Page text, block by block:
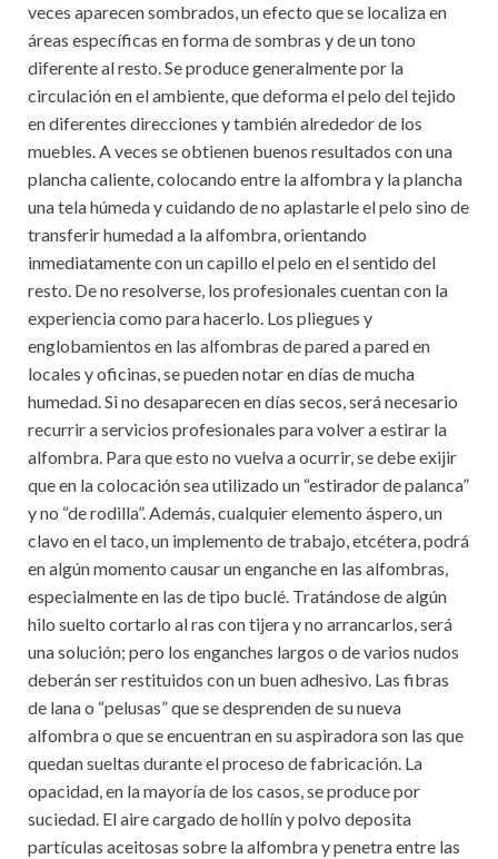
veces aparecen sombrados, un efecto que se localiza en
áreas específicas en forma de sombras y de un tono
diferente al resto. Se produce generalmente por la
circulación en el ambiente, que deforma el pelo del tejido
en diferentes direcciones y también alrededor de los
muebles. A veces se obtienen buenos resultados con una
plancha caliente, colocando entre la alfombra y la plancha
una tela húmeda y cuidando de no aplastarle el pelo sino de
transferir humedad a la alfombra, orientando
inmediatamente con un capillo el pelo en el sentido del
resto. De no resolverse, los profesionales cuentan con la
experiencia como para hacerlo. Los pliegues y
englobamientos en las alfombras de pared a pared en
locales y oficinas, se pueden notar en días de mucha
humedad. Si no desaparecen en días secos, será necesario
recurrir a servicios profesionales para volver a estirar la
alfombra. Para que esto no vuelva a ocurrir, se debe exijir
que en la colocación sea utilizado un “estirador de palanca”
y no “de rodilla”. Además, cualquier elemento áspero, un
clavo en el taco, un implemento de trabajo, etcétera, podrá
en algún momento causar un enganche en las alfombras,
especialmente en las de tipo buclé. Tratándose de algún
hilo suelto cortarlo al ras con tijera y no arrancarlos, será
una solución; pero los enganches largos o de varios nudos
deberán ser restituidos con un buen adhesivo. Las fibras
de lana o “pelusas” que se desprenden de su nueva
alfombra o que se encuentran en su aspiradora son las que
quedan sueltas durante el proceso de fabricación. La
opacidad, en la mayoría de los casos, se produce por
suciedad. El aire cargado de hollín y polvo deposita
partículas aceitosas sobre la alfombra y penetra entre las